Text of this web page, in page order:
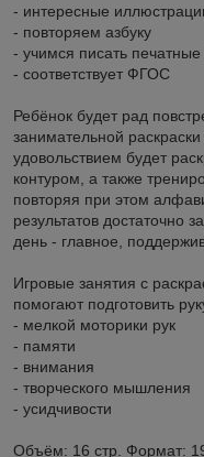
- интересные
- повторяем азбуку
- учимся писать печатные
- соответствует ФГОС
Ребёнок будет рад
занимательной
удовольствием будет
контуром, а также
повторяя при этом
результатов достаточно
день - главное,
Игровые занятия с
помогают подготовить
- мелкой моторики рук
- памяти
- внимания
- творческого мышления
- усидчивости
Объём: 16 стр. Формат: